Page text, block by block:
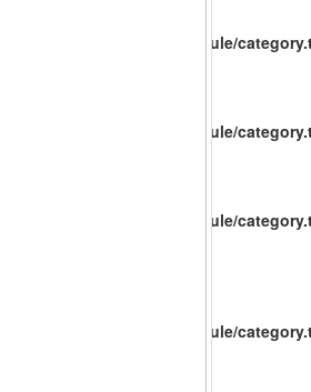
template/extension/module/
template/extension/module/
template/extension/module/
template/extension/module/